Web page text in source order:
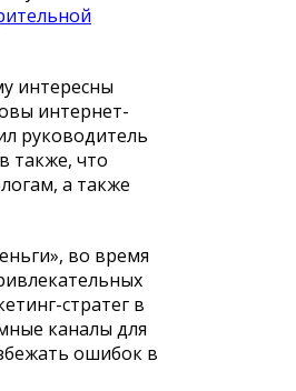
интересны
интернет-
руководитель
также, что
а также
во время
стратег в
каналы для
ошибок в